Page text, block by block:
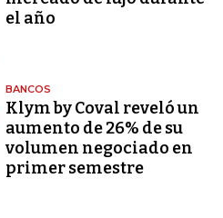
el año
BANCOS
Klym by Coval reveló un
aumento de 26% de su
volumen negociado en
primer semestre